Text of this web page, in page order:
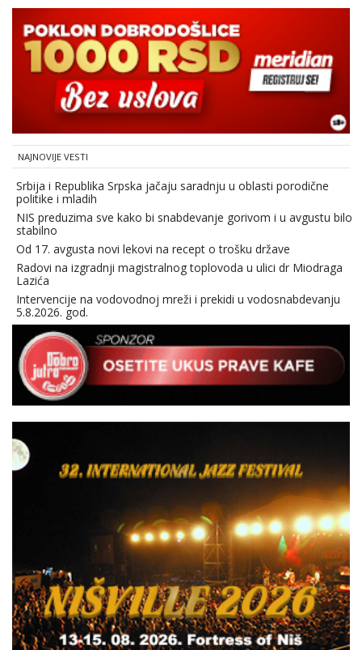
NAJNOVIJE VESTI
Srbija i Republika Srpska jačaju saradnju u oblasti porodične
politike i mladih
NIS preduzima sve kako bi snabdevanje gorivom i u avgustu bilo
stabilno
Od 17. avgusta novi lekovi na recept o trošku države
Radovi na izgradnji magistralnog toplovoda u ulici dr Miodraga
Lazića
Intervencije na vodovodnoj mreži i prekidi u vodosnabdevanju
5.8.2026. god.